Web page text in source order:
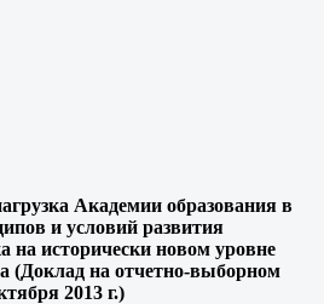
Академии образования в
и условий развития
на исторически новом уровне
(Доклад на отчетно-выборном
2013 г.)